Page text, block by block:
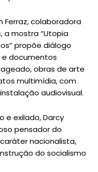
Ferraz, colaboradora
a mostra “Utopia
propõe diálogo
documentos
obras de arte
multimídia, com
audiovisual.
e exilado, Darcy
pensador do
nacionalista,
do socialismo